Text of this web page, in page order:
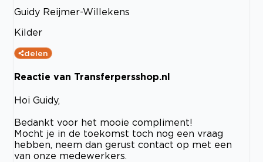
Guidy Reijmer-Willekens
Kilder
delen
Reactie van Transferpersshop.nl
Hoi Guidy,
Bedankt voor het mooie compliment!
Mocht je in de toekomst toch nog een vraag
hebben, neem dan gerust contact op met een
van onze medewerkers.